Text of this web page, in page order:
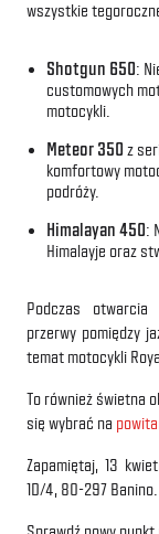
wszystkie
Shotgun 650:
customowych
motocykli.
Meteor 350 z
komfortowy
podróży.
Himalayan 450:
Himalayje oraz
Podczas otwarcia
przerwy pomiędzy
temat motocykli
To również świetna
się wybrać na
Zapamiętaj, 13
1D/4, 80-297 Banino.